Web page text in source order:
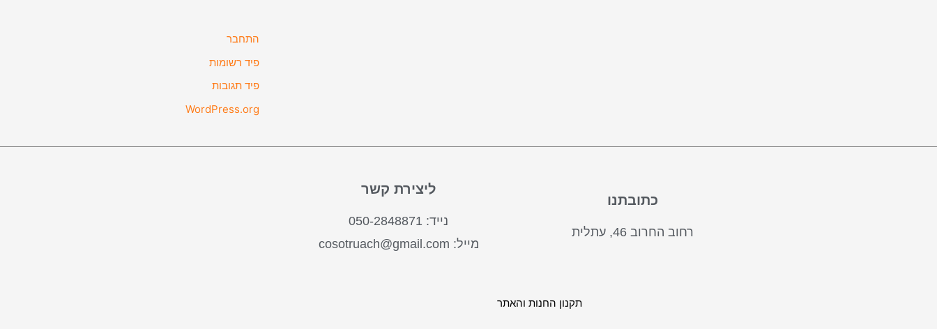
התחבר
פיד רשומות
פיד תגובות
WordPress.org
כתובתנו
רחוב החרוב 46, עתלית
ליצירת קשר
נייד: 050-2848871
מייל: cosotruach@gmail.com
תקנון החנות והאתר